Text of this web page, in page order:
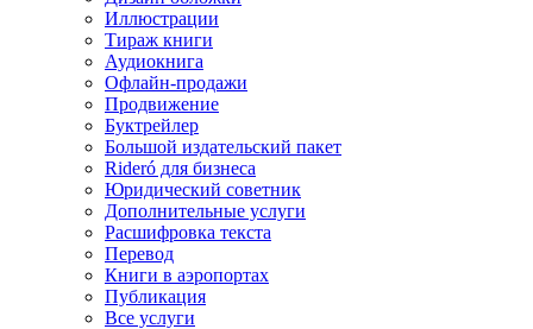
Иллюстрации
Тираж книги
Аудиокнига
Офлайн-продажи
Продвижение
Буктрейлер
Большой издательский пакет
Rideró для бизнеса
Юридический советник
Дополнительные услуги
Расшифровка текста
Перевод
Книги в аэропортах
Публикация
Все услуги